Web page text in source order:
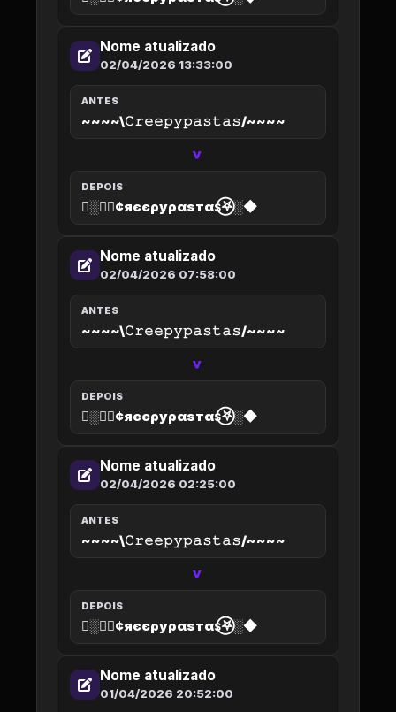
Nome atualizado
02/04/2026 13:33:00
ANTES
~~~~\𝙲𝚛𝚎𝚎𝚙𝚢𝚙𝚊𝚜𝚝𝚊𝚜/~~~~
>
DEPOIS
◆░𖤐⃝¢яєєρуραѕтαѕ⃝𖤐░◆
Nome atualizado
02/04/2026 07:58:00
ANTES
~~~~\𝙲𝚛𝚎𝚎𝚙𝚢𝚙𝚊𝚜𝚝𝚊𝚜/~~~~
>
DEPOIS
◆░𖤐⃝¢яєєρуραѕтαѕ⃝𖤐░◆
Nome atualizado
02/04/2026 02:25:00
ANTES
~~~~\𝙲𝚛𝚎𝚎𝚙𝚢𝚙𝚊𝚜𝚝𝚊𝚜/~~~~
>
DEPOIS
◆░𖤐⃝¢яєєρуραѕтαѕ⃝𖤐░◆
Nome atualizado
01/04/2026 20:52:00